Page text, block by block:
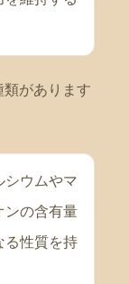
があります
ウムやマ
ンの含有量
る性質を持